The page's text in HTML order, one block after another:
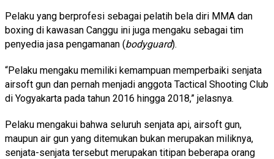
Pelaku yang berprofesi sebagai pelatih bela diri MMA dan
boxing di kawasan Canggu ini juga mengaku sebagai tim
penyedia jasa pengamanan (bodyguard).
“Pelaku mengaku memiliki kemampuan memperbaiki senjata
airsoft gun dan pernah menjadi anggota Tactical Shooting Club
di Yogyakarta pada tahun 2016 hingga 2018,” jelasnya.
Pelaku mengakui bahwa seluruh senjata api, airsoft gun,
maupun air gun yang ditemukan bukan merupakan miliknya,
senjata-senjata tersebut merupakan titipan beberapa orang